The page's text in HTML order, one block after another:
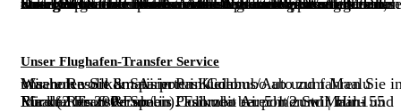
Das komfortable Maalu Maalu Resort & Spa ist eines der wenigen Deluxe-Hotels an der Ostküste Sri Lankas. Das Hotel bietet eine absolute Wohlfühlatmosphäre und lädt zum Relaxen und Baden ein. Die beste Reisezeit für einen Strandaufenthalt in diesem Resort ist von Anfang Mai bis Ende September. Vorsaison ab April mit generell gutem, aber gelegentlich noch wechselhaftem Wetter. Außerhalb dieser Monate empfehlen wir aufgrund des Wetters und der hohen Wellen keinen Aufenthalt in diesem Resort.
Unser Flughafen-Transfer Service
Wir holen Sie am Airport in Colombo ab und fahren Sie in unserem vollklimatisierten Kleinbus/Auto zum Maalu Maalu Resort & Spa in Pasikuda.
Für den Transfer ab/bis Colombo Airport zum Maalu Maalu Resort & Spa in Pasikuda berechnen wir nur 155 Euro (2 bis 6 Personen). Fahrzeit ca. 5 1/2 Std | Hin- und Rückfahrt: 290 Euro.